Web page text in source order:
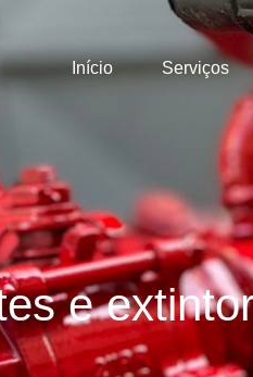
Início Serviços
e